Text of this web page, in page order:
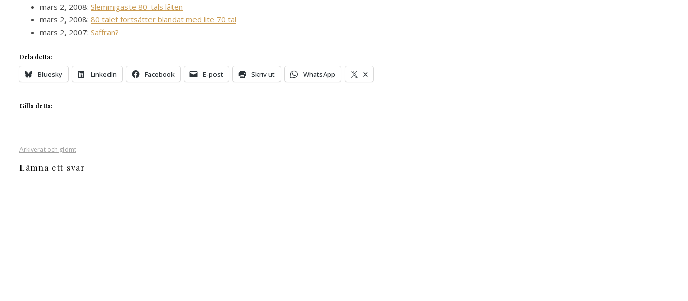
mars 2, 2008: Slemmigaste 80-tals låten
mars 2, 2008: 80 talet fortsätter blandat med lite 70 tal
mars 2, 2007: Saffran?
Dela detta:
Bluesky LinkedIn Facebook E-post Skriv ut WhatsApp X
Gilla detta:
Arkiverat och glömt
Lämna ett svar